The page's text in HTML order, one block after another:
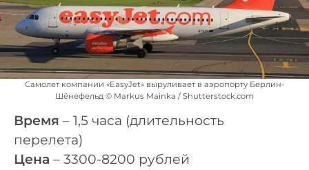
Самолет компании «EasyJet» выруливает в аэропорту Берлин-
Шёнефельд © Markus Mainka / Shutterstock.com
Время – 1,5 часа (длительность
перелета)
Цена – 3300-8200 рублей